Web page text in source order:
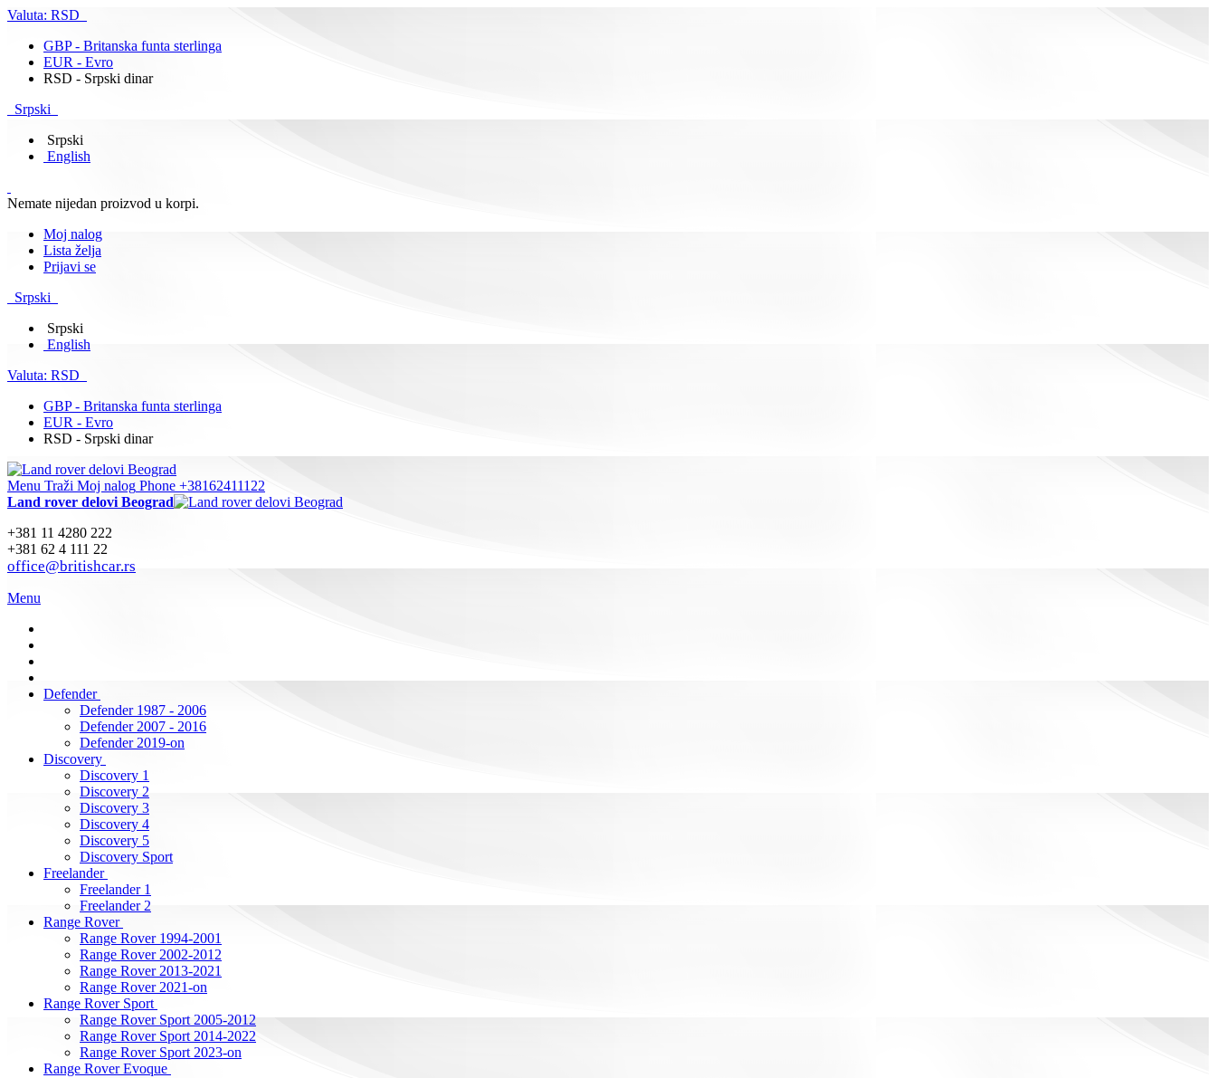
Valuta: RSD
GBP - Britanska funta sterlinga
EUR - Evro
RSD - Srpski dinar
Srpski
Srpski
English
Nemate nijedan proizvod u korpi.
Moj nalog
Lista želja
Prijavi se
Srpski
Srpski
English
Valuta: RSD
GBP - Britanska funta sterlinga
EUR - Evro
RSD - Srpski dinar
Menu Traži Moj nalog Phone +38162411122
Land rover delovi Beograd
+381 11 4280 222
+381 62 4 111 22
office@britishcar.rs
Menu
Defender
Defender 1987 - 2006
Defender 2007 - 2016
Defender 2019-on
Discovery
Discovery 1
Discovery 2
Discovery 3
Discovery 4
Discovery 5
Discovery Sport
Freelander
Freelander 1
Freelander 2
Range Rover
Range Rover 1994-2001
Range Rover 2002-2012
Range Rover 2013-2021
Range Rover 2021-on
Range Rover Sport
Range Rover Sport 2005-2012
Range Rover Sport 2014-2022
Range Rover Sport 2023-on
Range Rover Evoque